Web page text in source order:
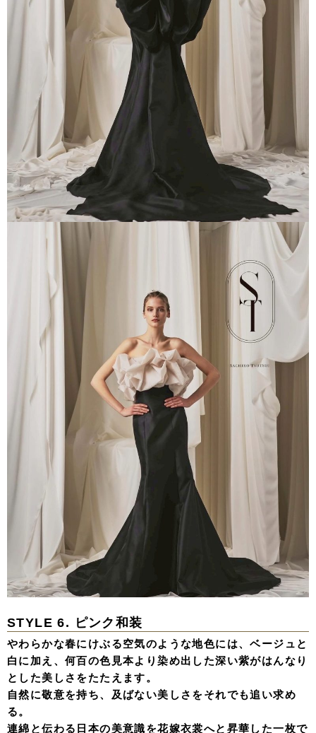
STYLE 6. ピンク和装
やわらかな春にけぶる空気のような地色には、ベージュと
白に加え、何百の色見本より染め出した深い紫がはんなり
とした美しさをたたえます。
自然に敬意を持ち、及ばない美しさをそれでも追い求め
る。
連綿と伝わる日本の美意識を花嫁衣裳へと昇華した一枚で